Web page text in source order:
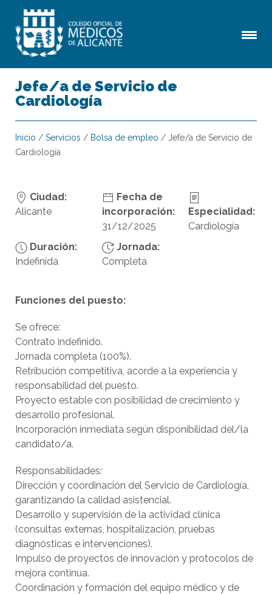
Jefe/a de Servicio de
Cardiología
Inicio / Servicios / Bolsa de empleo / Jefe/a de Servicio de
Cardiología
Ciudad:
Alicante
Fecha de
incorporación:
31/12/2025
Especialidad:
Cardiología
Duración:
Indefinida
Jornada:
Completa
Funciones del puesto:
Se ofrece:
Contrato indefinido.
Jornada completa (100%).
Retribución competitiva, acorde a la experiencia y
responsabilidad del puesto.
Proyecto estable con posibilidad de crecimiento y
desarrollo profesional.
Incorporación inmediata según disponibilidad del/la
candidato/a.
Responsabilidades:
Dirección y coordinación del Servicio de Cardiología,
garantizando la calidad asistencial.
Desarrollo y supervisión de la actividad clínica
(consultas externas, hospitalización, pruebas
diagnósticas e intervenciones).
Impulso de proyectos de innovación y protocolos de
mejora continua.
Coordinación y formación del equipo médico y de